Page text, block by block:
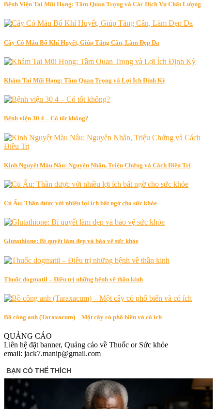
Bệnh Viện Tai Mũi Họng: Tầm Quan Trọng và Các Dịch Vụ Chất Lượng
Cây Cỏ Máu Bổ Khí Huyết, Giúp Tăng Cân, Làm Đẹp Da
Khám Tai Mũi Họng: Tầm Quan Trọng và Lợi Ích Định Kỳ
Bệnh viện 30 4 – Có tốt không?
Kinh Nguyệt Màu Nâu: Nguyên Nhân, Triệu Chứng và Cách Điều Trị
Củ Ấu: Thần dược với nhiều lợi ích bất ngờ cho sức khỏe
Glutathione: Bí quyết làm đẹp và bảo vệ sức khỏe
Thuốc dogmatil – Điều trị những bệnh về thần kinh
Bồ công anh (Taraxacum) – Một cây cỏ phổ biến và có ích
QUẢNG CÁO
Liên hệ đặt banner, Quảng cáo về Thuốc or Sức khỏe
email: jack7.manip@gmail.com